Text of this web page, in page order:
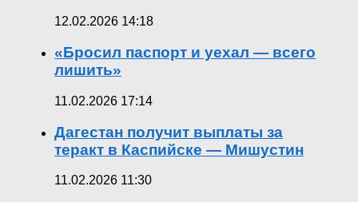
12.02.2026 14:18
«Бросил паспорт и уехал — всего
лишить»
11.02.2026 17:14
Дагестан получит выплаты за
теракт в Каспийске — Мишустин
11.02.2026 11:30